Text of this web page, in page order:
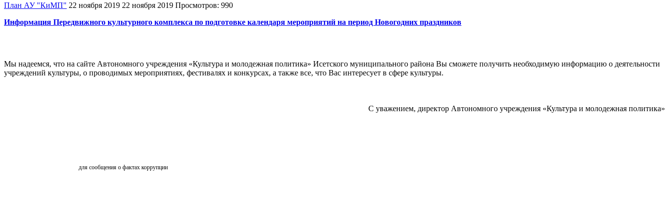
План АУ "КиМП" 22 ноября 2019 22 ноября 2019 Просмотров: 990
Информация Передвижного культурного комплекса по подготовке календаря мероприятий на период Новогодних праздников
Мы надеемся, что на сайте Автономного учреждения «Культура и молодежная политика» Исетского муниципального района Вы сможете получить необходимую информацию о деятельности
учреждений культуры, о проводимых мероприятиях, фестивалях и конкурсах, а также все, что Вас интересует в сфере культуры.
С уважением, директор Автономного учреждения «Культура и молодежная политика»
для сообщения о фактах коррупции